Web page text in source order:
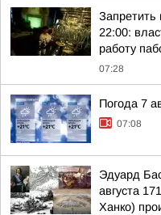
Запретить
22:00:
работу
07:28
Погода 7
07:08
Эдуард
августа
Ханко)